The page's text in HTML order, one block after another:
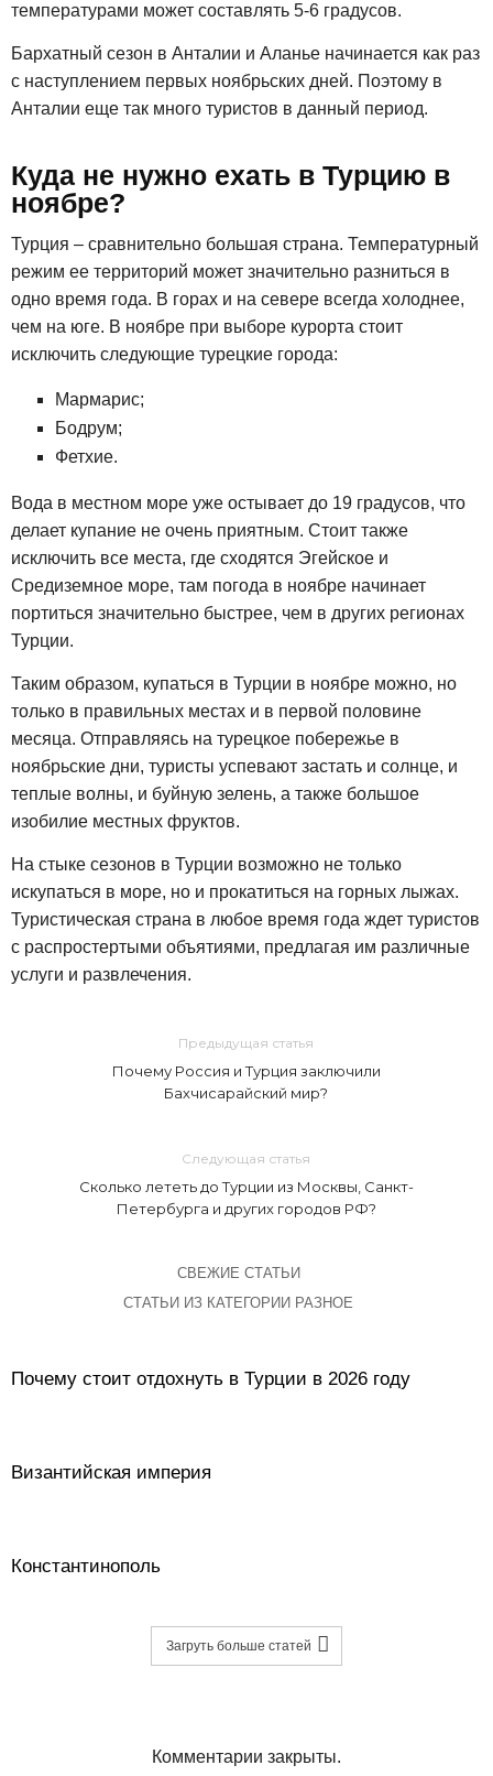
температурами может составлять 5-6 градусов.
Бархатный сезон в Анталии и Аланье начинается как раз
с наступлением первых ноябрьских дней. Поэтому в
Анталии еще так много туристов в данный период.
Куда не нужно ехать в Турцию в
ноябре?
Турция – сравнительно большая страна. Температурный
режим ее территорий может значительно разниться в
одно время года. В горах и на севере всегда холоднее,
чем на юге. В ноябре при выборе курорта стоит
исключить следующие турецкие города:
Мармарис;
Бодрум;
Фетхие.
Вода в местном море уже остывает до 19 градусов, что
делает купание не очень приятным. Стоит также
исключить все места, где сходятся Эгейское и
Средиземное море, там погода в ноябре начинает
портиться значительно быстрее, чем в других регионах
Турции.
Таким образом, купаться в Турции в ноябре можно, но
только в правильных местах и в первой половине
месяца. Отправляясь на турецкое побережье в
ноябрьские дни, туристы успевают застать и солнце, и
теплые волны, и буйную зелень, а также большое
изобилие местных фруктов.
На стыке сезонов в Турции возможно не только
искупаться в море, но и прокатиться на горных лыжах.
Туристическая страна в любое время года ждет туристов
с распростертыми объятиями, предлагая им различные
услуги и развлечения.
Предыдущая статья
Почему Россия и Турция заключили
Бахчисарайский мир?
Следующая статья
Сколько лететь до Турции из Москвы, Санкт-
Петербурга и других городов РФ?
СВЕЖИЕ СТАТЬИ
СТАТЬИ ИЗ КАТЕГОРИИ РАЗНОЕ
Почему стоит отдохнуть в Турции в 2026 году
Византийская империя
Константинополь
Загруть больше статей
Комментарии закрыты.